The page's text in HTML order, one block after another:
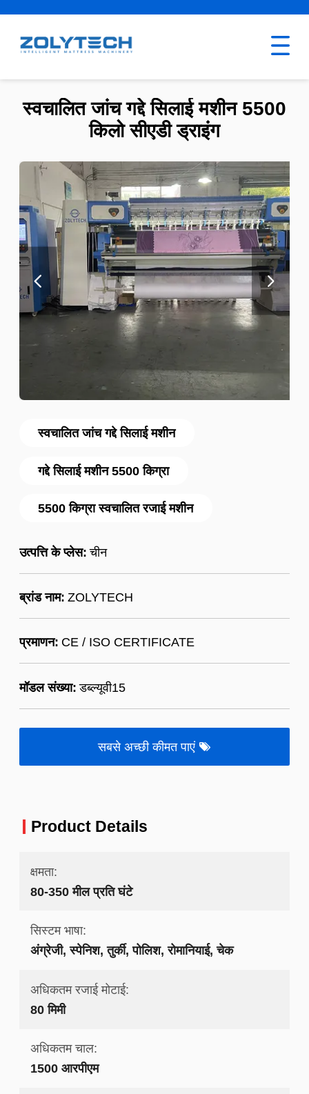
स्वचालित जांच गद्दे सिलाई मशीन
गद्दे सिलाई मशीन 5500 किग्रा
5500 किग्रा स्वचालित रजाई मशीन
उत्पत्ति के प्लेस: चीन
ब्रांड नाम: ZOLYTECH
प्रमाणन: CE / ISO CERTIFICATE
मॉडल संख्या: डब्ल्यूवी15
सबसे अच्छी कीमत पाएं
स्वचालित जांच गद्दे सिलाई मशीन 5500
किलो सीएडी ड्राइंग
Product Details
क्षमता:
80-350 मील प्रति घंटे
सिस्टम भाषा:
अंग्रेजी, स्पेनिश, तुर्की, पोलिश, रोमानियाई, चेक
अधिकतम रजाई मोटाई:
80 मिमी
अधिकतम चाल:
1500 आरपीएम